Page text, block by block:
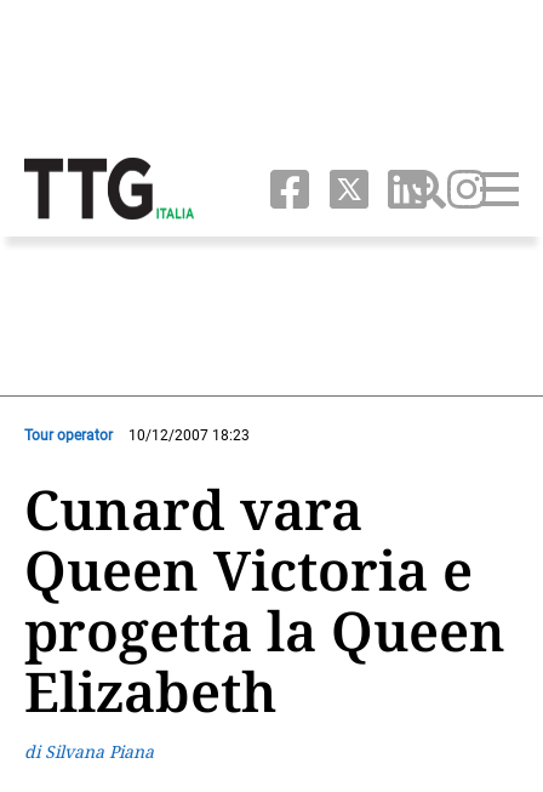
Tour operator 10/12/2007 18:23
Cunard vara
Queen Victoria e
progetta la Queen
Elizabeth
di Silvana Piana